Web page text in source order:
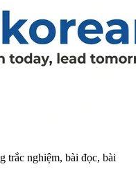
trắc nghiệm, bài đọc, bài